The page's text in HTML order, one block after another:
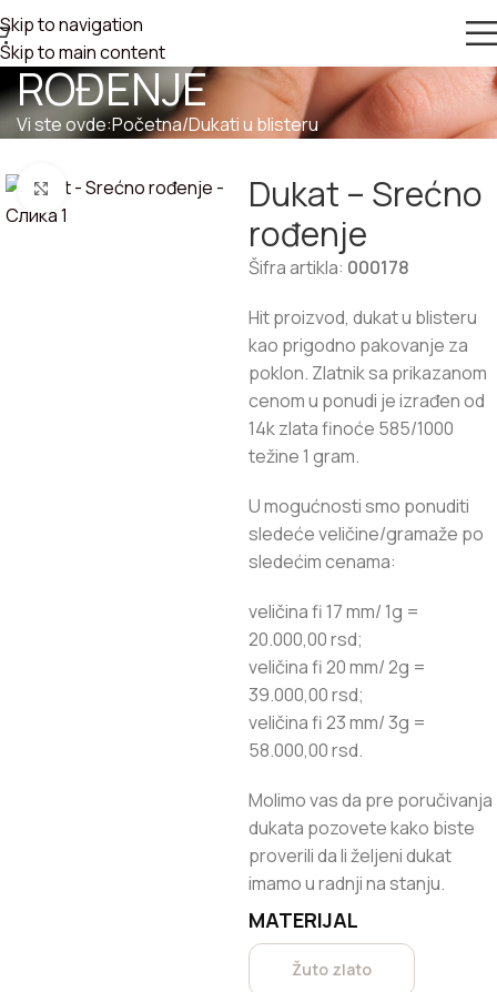
Skip to navigation
Skip to main content
DUKAT – SREĆNO
ROĐENJE
Vi ste ovde:Početna/Dukati u blisteru
Zumiraj sliku
Dukat – Srećno
rođenje
Šifra artikla: 000178
Hit proizvod, dukat u blisteru
kao prigodno pakovanje za
poklon. Zlatnik sa prikazanom
cenom u ponudi je izrađen od
14k zlata finoće 585/1000
težine 1 gram.
U mogućnosti smo ponuditi
sledeće veličine/gramaže po
sledećim cenama:
veličina fi 17 mm/ 1g =
20.000,00 rsd;
veličina fi 20 mm/ 2g =
39.000,00 rsd;
veličina fi 23 mm/ 3g =
58.000,00 rsd.
Molimo vas da pre poručivanja
dukata pozovete kako biste
proverili da li željeni dukat
imamo u radnji na stanju.
MATERIJAL
Žuto zlato